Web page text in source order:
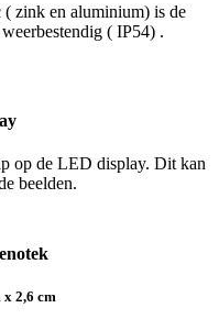
zink en aluminium) is de
( IP54) .
op de LED display. Dit kan
beelden.
x 2,6 cm